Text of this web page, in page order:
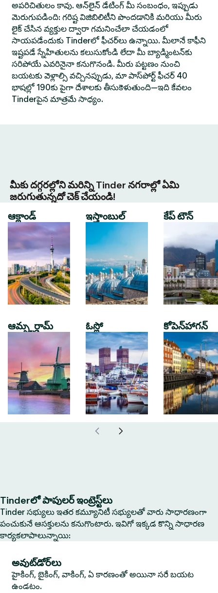
అపరిచితులం కావు. ఆన్‌లైన్ డేటింగ్ మీ సంబంధం, ఇప్పుడు
మెరుగుపడింది: గరిష్ట విజిబిలిటీని పొందడానికి మరియు మీరు
లైక్ చేసిన వ్యక్తుల ద్వారా గమనించేలా చేయడంలో
సాయపడేందుకు Tinderలో ఫీచర్‌లు ఉన్నాయి. మీలానే కాఫీని
ఇష్టపడే స్నేహితులను కలుసుకోండి లేదా మీ బ్యాడ్మింటన్‌కు
సరిపోయే ఎవరినైనా కనుగొనండి. మీరు పట్టణం నుంచి
బయటకు వెళ్లాల్సి వచ్చినప్పుడు, మా పాస్‌పోర్ట్ ఫీచర్ 40
భాషల్లో 190కు పైగా దేశాలకు తీసుకెళుతుంది—ఇది కేవలం
Tinderపైన మాత్రమే సాధ్యం.
మీకు దగ్గరల్లోని మరిన్ని Tinder నగరాల్లో ఏమి
జరుగుతున్నదో చెక్ చేయండి!
ఆక్లాండ్
ఆమ్స్టర్డామ్
ఇస్తాంబుల్
ఓస్లో
కేప్ టౌన్
కోపెన్‌హాగన్
Tinderలో పాపులర్ ఇంట్రెస్ట్‌లు
Tinder సభ్యులు ఇతర కమ్యూనిటీ సభ్యులతో వారు సాధారణంగా
పంచుకునే ఆసక్తులను కనుగొంటారు. ఇవిగో ఇక్కడ కొన్ని సాధారణ
కార్యకలాపాలున్నాయి:
అవుట్‌డోర్‌లు
హైకింగ్, బైకింగ్, వాకింగ్, ఏ కారణంతో అయినా సరే బయట
ఉండటం.